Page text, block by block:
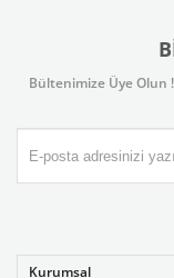
Bültenimize Üye Olun
Kurumsal